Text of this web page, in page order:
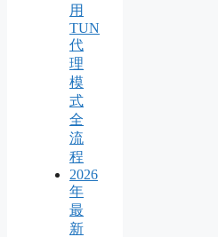
用
TUN
代
理
模
式
全
流
程
2026
年
最
新